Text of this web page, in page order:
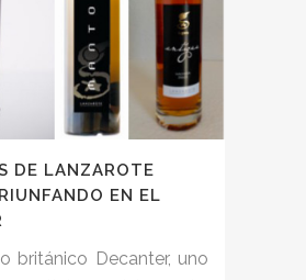
DE LANZAROTE
EN EL
británico Decanter, uno